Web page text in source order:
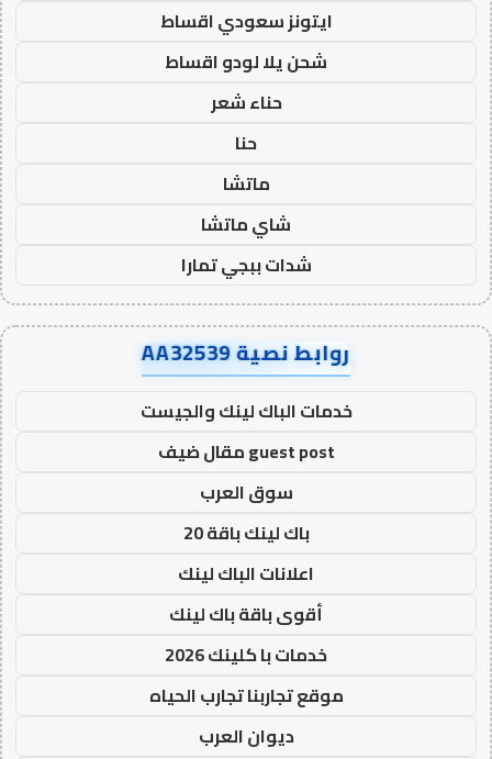
ايتونز سعودي اقساط
شحن يلا لودو اقساط
حناء شعر
حنا
ماتشا
شاي ماتشا
شدات ببجي تمارا
روابط نصية AA32539
خدمات الباك لينك والجيست
guest post مقال ضيف
سوق العرب
باك لينك باقة 20
اعلانات الباك لينك
أقوى باقة باك لينك
خدمات با كلينك 2026
موقع تجاربنا تجارب الحياه
ديوان العرب